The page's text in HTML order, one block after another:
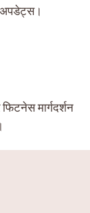
अपडेट्स।
मार्गदर्शन